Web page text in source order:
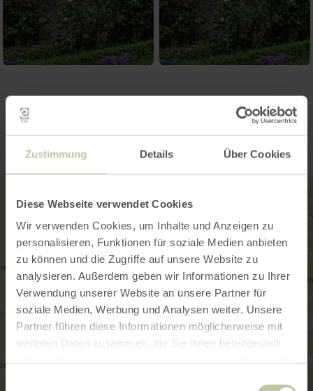
Zustimmung Details Über Cookies
Diese Webseite verwendet Cookies
Wir verwenden Cookies, um Inhalte und Anzeigen zu
personalisieren, Funktionen für soziale Medien anbieten
zu können und die Zugriffe auf unsere Website zu
analysieren. Außerdem geben wir Informationen zu Ihrer
Verwendung unserer Website an unsere Partner für
soziale Medien, Werbung und Analysen weiter. Unsere
Partner führen diese Informationen möglicherweise mit
weiteren Daten zusammen, die Sie ihnen bereitgestellt
Kontakt